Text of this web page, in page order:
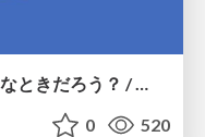
顧客の信頼を感じるのは、どんなときだろう？ / When do you feel a customer's trust?
0 520